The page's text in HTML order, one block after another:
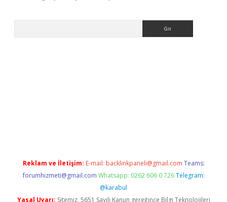
Reklam ve İletişim: E-mail: backlinkpaneli@gmail.com Teams:
forumhizmeti@gmail.com Whatsapp: 0262 606 0 726 Telegram:
@karabul
Yasal Uyarı: Sitemiz, 5651 Sayılı Kanun gereğince Bilgi Teknolojileri